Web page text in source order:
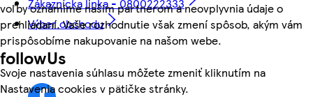
voľby oznámime našim partnerom a neovplyvnia údaje o
prehliadaní. Vaše rozhodnutie však zmení spôsob, akým vám
prispôsobíme nakupovanie na našom webe.
Svoje nastavenia súhlasu môžete zmeniť kliknutím na
Nastavenia cookies v pätičke stránky.
Výber obchodu
followUs